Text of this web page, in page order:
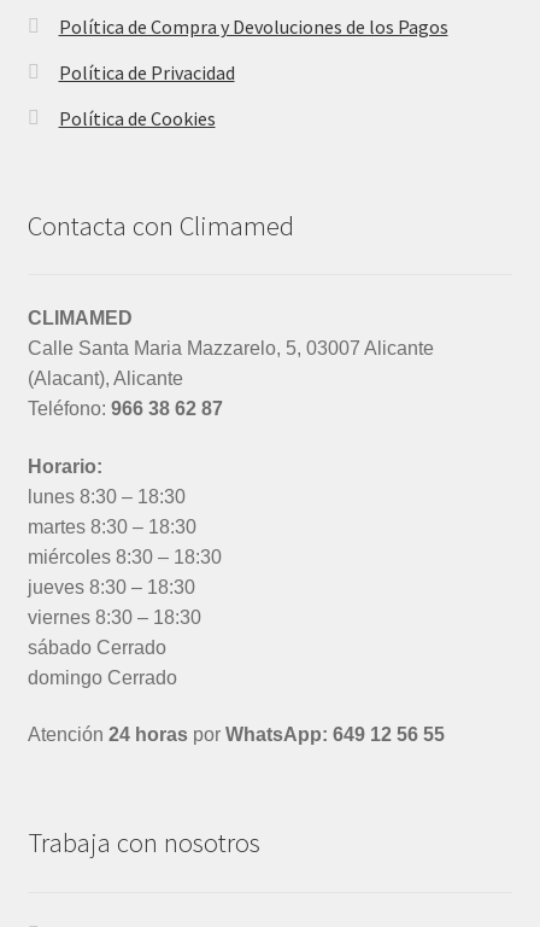
Política de Compra y Devoluciones de los Pagos
Política de Privacidad
Política de Cookies
Contacta con Climamed
CLIMAMED
Calle Santa Maria Mazzarelo, 5, 03007 Alicante
(Alacant), Alicante
Teléfono: 966 38 62 87
Horario:
lunes 8:30 – 18:30
martes 8:30 – 18:30
miércoles 8:30 – 18:30
jueves 8:30 – 18:30
viernes 8:30 – 18:30
sábado Cerrado
domingo Cerrado
Atención 24 horaspor WhatsApp: 649 12 56 55
Trabaja con nosotros